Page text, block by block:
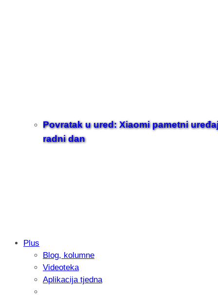
Povratak u ured: Xiaomi pametni
radni dan
Samsung otkrio kako je nastajala
donijelo tanje i izdržljivije preklopne
Plus
Blog, kolumne
Videoteka
Aplikacija tjedna